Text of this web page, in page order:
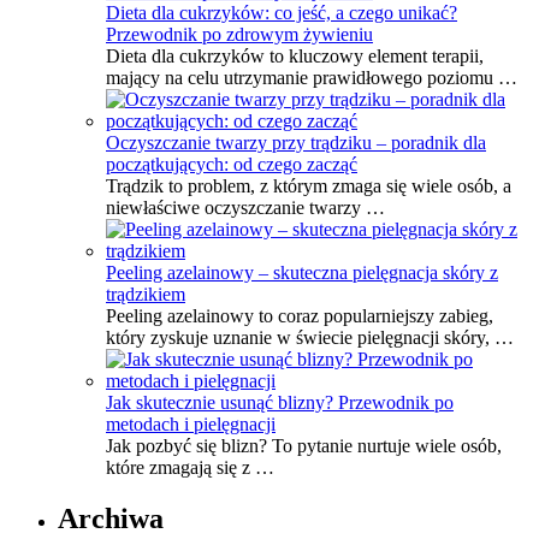
Dieta dla cukrzyków: co jeść, a czego unikać?
Przewodnik po zdrowym żywieniu
Dieta dla cukrzyków to kluczowy element terapii,
mający na celu utrzymanie prawidłowego poziomu …
Oczyszczanie twarzy przy trądziku – poradnik dla
początkujących: od czego zacząć
Trądzik to problem, z którym zmaga się wiele osób, a
niewłaściwe oczyszczanie twarzy …
Peeling azelainowy – skuteczna pielęgnacja skóry z
trądzikiem
Peeling azelainowy to coraz popularniejszy zabieg,
który zyskuje uznanie w świecie pielęgnacji skóry, …
Jak skutecznie usunąć blizny? Przewodnik po
metodach i pielęgnacji
Jak pozbyć się blizn? To pytanie nurtuje wiele osób,
które zmagają się z …
Archiwa